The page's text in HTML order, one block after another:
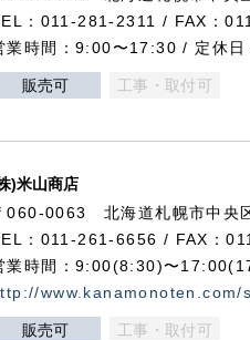
：011-281-2311 / FAX：
業時間：9:00〜17:30 / 定休日
販売可 工事・取付可
)米山商店
060-0063 北海道札幌市中央
：011-261-6656 / FAX：
業時間：9:00(8:30)〜
販売可 工事・取付可